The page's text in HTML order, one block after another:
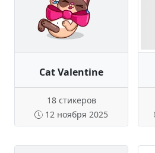
Cat Valentine
18 стикеров
12 ноября 2025